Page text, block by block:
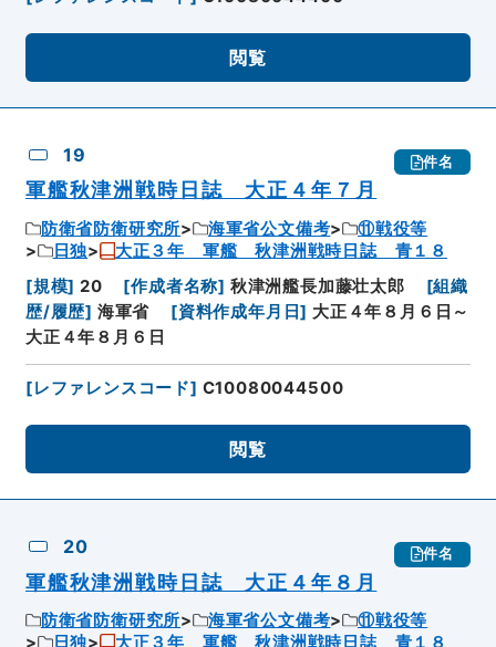
閲覧
19 件名
軍艦秋津洲戦時日誌 大正４年７月
防衛省防衛研究所 海軍省公文備考
⑪戦役等
日独
大正３年 軍艦 秋津洲戦時日誌 青１８
[規模] 20 [作成者名称] 秋津洲艦長加藤壮太郎 [組織
歴/履歴] 海軍省 [資料作成年月日] 大正４年８月６日～
大正４年８月６日
[レファレンスコード] C10080044500
閲覧
20 件名
軍艦秋津洲戦時日誌 大正４年８月
防衛省防衛研究所 海軍省公文備考
⑪戦役等
日独
大正３年 軍艦 秋津洲戦時日誌 青１８